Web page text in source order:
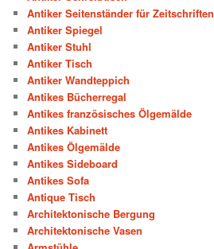
Antiker Seitenständer für Zeitschriften
Antiker Spiegel
Antiker Stuhl
Antiker Tisch
Antiker Wandteppich
Antikes Bücherregal
Antikes französisches Ölgemälde
Antikes Kabinett
Antikes Ölgemälde
Antikes Sideboard
Antikes Sofa
Antique Tisch
Architektonische Bergung
Architektonische Vasen